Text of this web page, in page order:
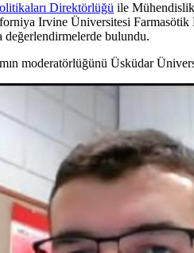
Direktörlüğü ile
Irvine Üniversitesi Farmasötik
bulundu.
moderatörlüğünü Üsküdar